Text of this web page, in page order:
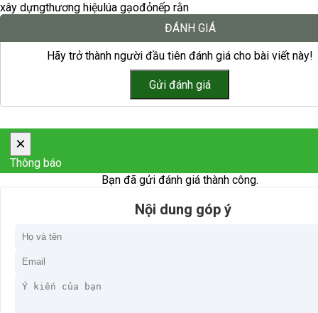
xây dựngthương hiệulúa gạođỏnếp rằn
ĐÁNH GIÁ
Hãy trở thành người đầu tiên đánh giá cho bài viết này!
×
Thông báo
Bạn đã gửi đánh giá thành công.
Nội dung góp ý